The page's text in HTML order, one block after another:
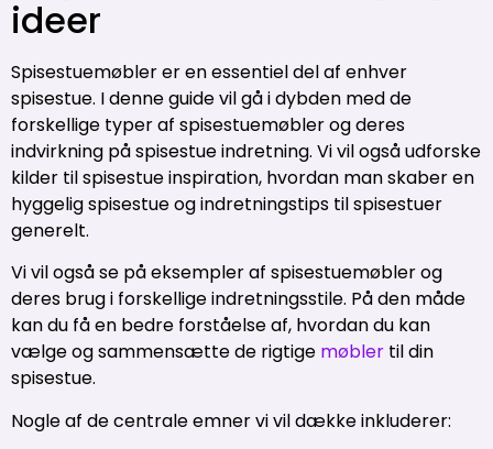
ideer
Spisestuemøbler er en essentiel del af enhver
spisestue. I denne guide vil gå i dybden med de
forskellige typer af spisestuemøbler og deres
indvirkning på spisestue indretning. Vi vil også udforske
kilder til spisestue inspiration, hvordan man skaber en
hyggelig spisestue og indretningstips til spisestuer
generelt.
Vi vil også se på eksempler af spisestuemøbler og
deres brug i forskellige indretningsstile. På den måde
kan du få en bedre forståelse af, hvordan du kan
vælge og sammensætte de rigtige møbler til din
spisestue.
Nogle af de centrale emner vi vil dække inkluderer: